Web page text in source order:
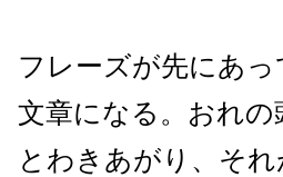
フレーズが先にあ
文章になる。おれ
とわきあがり、そ